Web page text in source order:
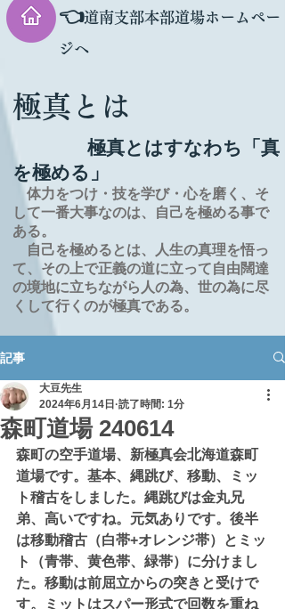
👈道南支部本部道場ホームペー
ジへ
極真とは
極真とはすなわち「真
を極める」
体力をつけ・技を学び・心を磨く、そ
して一番大事なのは、自己を極める事で
ある。
自己を極めるとは、
人生の真理を悟っ
て、その上で正義の道に立って自由闊達
の境地に立ちながら人の為、世の為に尽
くして行くのが極真である。
記事
森町道場 240614
大豆先生
2024年6月14日 読了時間: 1分
森町の空手道場、新極真会北海道森町
道場です。基本、縄跳び、移動、ミッ
ト稽古をしました。縄跳びは金丸兄
弟、高いですね。元気ありです。後半
は移動稽古（白帯+オレンジ帯）とミッ
ト（青帯、黄色帯、緑帯）に分けまし
た。移動は前屈立からの突きと受けで
す。ミットはスパー形式で回数を重ね